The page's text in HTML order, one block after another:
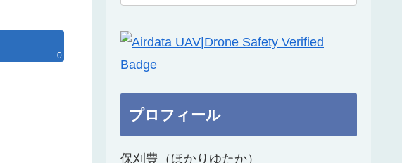
0
プロフィール
保刈豊（ほかりゆたか）